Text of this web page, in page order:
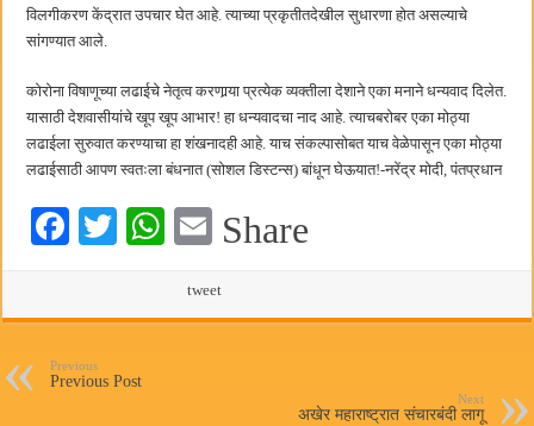
विलगीकरण केंद्रात उपचार घेत आहे. त्याच्या प्रकृतीतदेखील सुधारणा होत असल्याचे
सांगण्यात आले.
कोरोना विषाणूच्या लढाईचे नेतृत्व करणार्‍या प्रत्येक व्यक्तीला देशाने एका मनाने धन्यवाद दिलेत.
यासाठी देशवासीयांचे खूप खूप आभार! हा धन्यवादचा नाद आहे. त्याचबरोबर एका मोठ्या
लढाईला सुरुवात करण्याचा हा शंखनादही आहे. याच संकल्पासोबत याच वेळेपासून एका मोठ्या
लढाईसाठी आपण स्वतःला बंधनात (सोशल डिस्टन्स) बांधून घेऊयात!-नरेंद्र मोदी, पंतप्रधान
Fa T
W
ts
E
ail
Share
tweet
Previous
Previous Post
Next
अखेर महाराष्ट्रात संचारबंदी लागू